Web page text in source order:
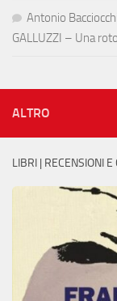
Antonio Bacciocchi
GALLUZZI – Una
ALTRO
LIBRI | RECENSIONI E